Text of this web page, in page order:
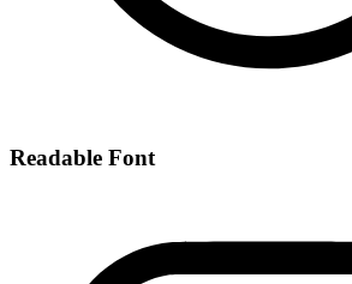
Readable Font